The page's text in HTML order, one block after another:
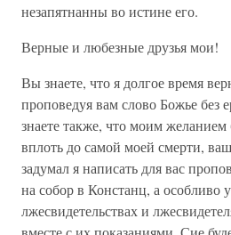
незапятнанны во истине его.
Верные и любезные друзья мои!
Вы знаете, что я долгое время
проповедуя вам слово Божье без
знаете также, что моим желанием
вплоть до самой моей смерти,
задумал я написать для вас
на собор в Констанц, а особливо
лжесвидетельствах и